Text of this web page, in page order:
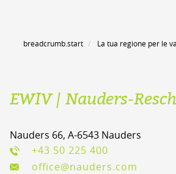
breadcrumb.start La tua regione per le
EWIV | Nauders-
Nauders 66, A-6543 Nauders
+43 50 225 400
office@nauders.com